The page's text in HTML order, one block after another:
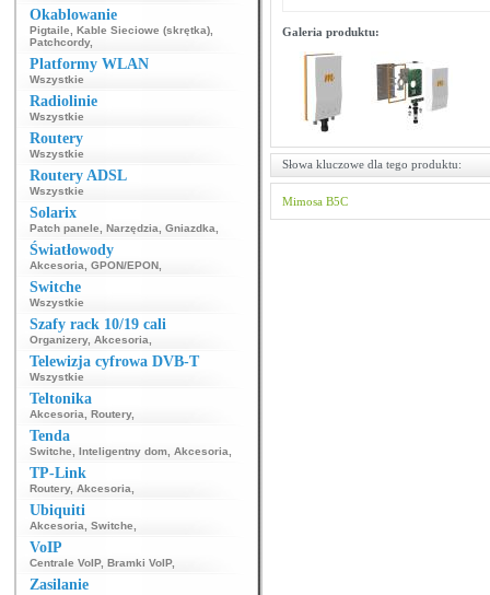
Okablowanie
Pigtaile Kable Sieciowe (skrętka)
Patchcordy,
Platformy WLAN
Wszystkie
Radiolinie
Wszystkie
Routery
Wszystkie
Routery ADSL
Wszystkie
Solarix
Patch panele Narzędzia Gniazdka
Światłowody
Akcesoria GPON/EPON
Switche
Wszystkie
Szafy rack 10/19 cali
Organizery, Akcesoria
Telewizja cyfrowa DVB-T
Wszystkie
Teltonika
Akcesoria Routery,
Tenda
Switche Inteligentny dom Akcesoria
TP-Link
Routery, Akcesoria
Ubiquiti
Akcesoria Switche
VoIP
Centrale VoIP, Bramki VoIP,
Zasilanie
Galeria produktu:
Słowa kluczowe dla tego produktu:
Mimosa B5C